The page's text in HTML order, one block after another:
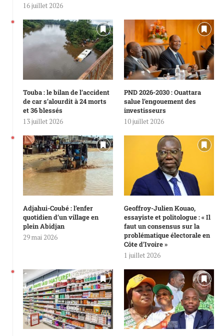
16 juillet 2026
Touba : le bilan de l’accident
de car s’alourdit à 24 morts
et 36 blessés
13 juillet 2026
PND 2026-2030 : Ouattara
salue l’engouement des
investisseurs
10 juillet 2026
Adjahui-Coubé : l’enfer
quotidien d’un village en
plein Abidjan
29 mai 2026
Geoffroy-Julien Kouao,
essayiste et politologue : « Il
faut un consensus sur la
problématique électorale en
Côte d’Ivoire »
1 juillet 2026